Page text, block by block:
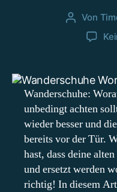
Von
Wanderschuhe:
unbedingt achten
wieder besser und
bereits vor der Tür.
hast, dass deine
und ersetzt werden
richtig! In diesem